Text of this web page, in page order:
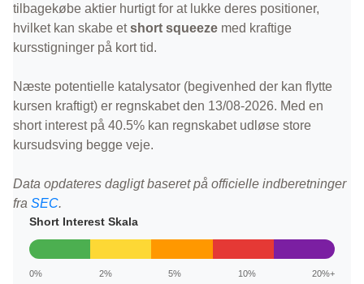
tilbagekøbe aktier hurtigt for at lukke deres positioner,
hvilket kan skabe etshort squeeze med kraftige
kursstigninger på kort tid.
Næste potentielle katalysator (begivenhed der kan flytte
kursen kraftigt) er regnskabet den 13/08-2026. Med en
short interest på 40.5% kan regnskabet udløse store
kursudsving begge veje.
Data opdateres dagligt baseret på officielle indberetninger
fra SEC.
Short Interest Skala
0% 2% 5% 10%
20%+